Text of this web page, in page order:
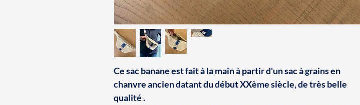
Ce sac banane est fait à la main à partir d'un sac à grains en
chanvre ancien datant du début XXème siècle, de très belle
qualité .